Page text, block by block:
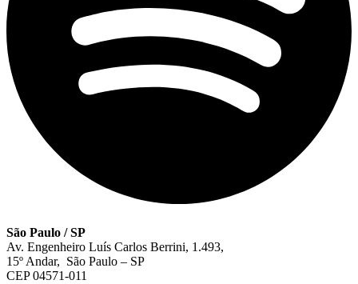
São Paulo / SP
Av. Engenheiro Luís Carlos Berrini, 1.493,
15º Andar, São Paulo – SP
CEP 04571-011